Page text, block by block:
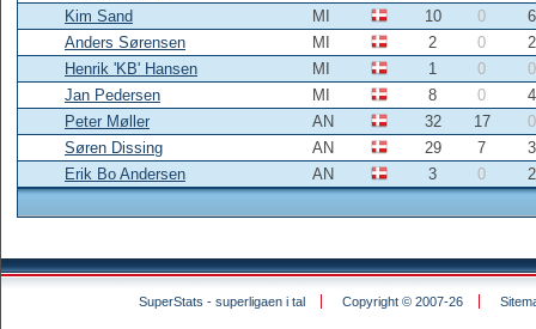
Kim Sand
MI 10 0
6
Anders Sørensen
MI 2 0
2
Henrik 'KB' Hansen
MI 1 0
0
Jan Pedersen
MI 8 0
4
Peter Møller
AN 32 17
0
Søren Dissing
AN 29 7
3
Erik Bo Andersen
AN 3 0 2
SuperStats - superligaen i tal Copyright © 2007-26